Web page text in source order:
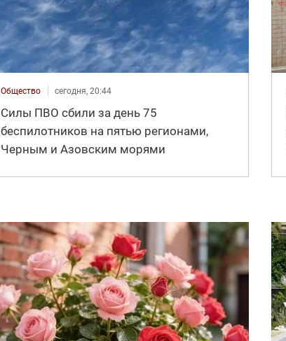
Общество сегодня, 20:44
Силы ПВО сбили за день 75
беспилотников на пятью регионами,
Черным и Азовским морями